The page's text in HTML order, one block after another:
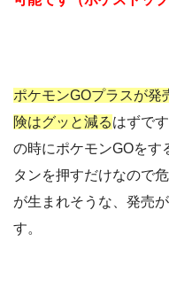
ポケモンGOプラスが発
険はグッと減るはずで
の時にポケモンGOをす
タンを押すだけなので
が生まれそうな、発売
す。